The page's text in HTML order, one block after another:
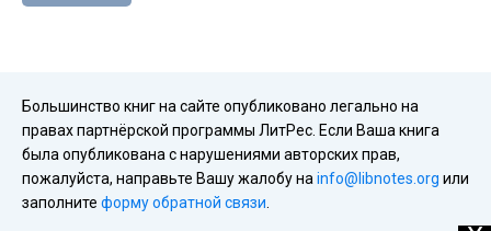
Большинство книг на сайте опубликовано легально на
правах партнёрской программы ЛитРес. Если Ваша книга
была опубликована с нарушениями авторских прав,
пожалуйста, направьте Вашу жалобу на info@libnotes.org или
заполните форму обратной связи